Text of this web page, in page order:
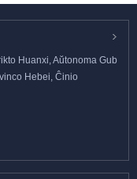
Huanxi, Aŭtonoma Gub
Hebei, Ĉinio